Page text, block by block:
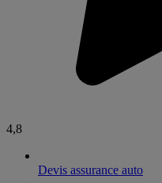
4,8
Devis assurance auto